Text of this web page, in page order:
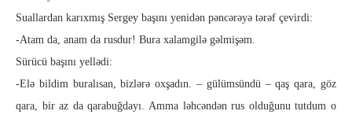
Suallardan karıxmış Sergey başını yenidən pəncərəyə tərəf çevirdi:
-Atam da, anam da rusdur! Bura xalamgilə gəlmişəm.
Sürücü başını yellədi:
-Elə bildim buralısan, bizlərə oxşadın. – gülümsündü – qaş qara, göz
qara, bir az da qarabuğdayı. Amma ləhcəndən rus ol­du­ğunu tutdum o